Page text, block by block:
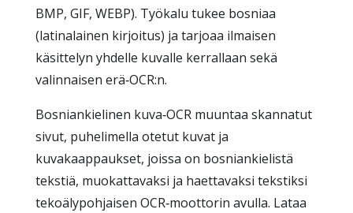
BMP, GIF, WEBP). Työkalu tukee bosniaa
(latinalainen kirjoitus) ja tarjoaa ilmaisen
käsittelyn yhdelle kuvalle kerrallaan sekä
valinnaisen erä‑OCR:n.
Bosniankielinen kuva‑OCR muuntaa skannatut
sivut, puhelimella otetut kuvat ja
kuvakaappaukset, joissa on bosniankielistä
tekstiä, muokattavaksi ja haettavaksi tekstiksi
tekoälypohjaisen OCR‑moottorin avulla. Lataa